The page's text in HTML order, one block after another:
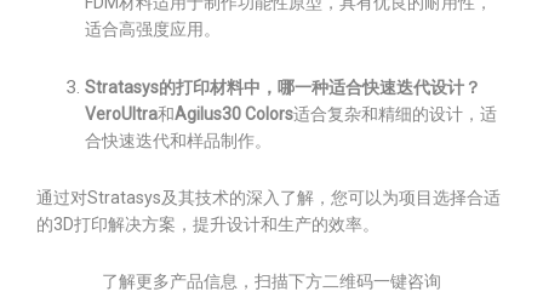
适合高强度应用。
Stratasys的打印材料中，哪一种适合快速迭代设计？
VeroUltra和Agilus30 Colors适合复杂和精细的设计，适
合快速迭代和样品制作。
通过对Stratasys及其技术的深入了解，您可以为项目选择合适
的3D打印解决方案，提升设计和生产的效率。
了解更多产品信息，扫描下方二维码一键咨询